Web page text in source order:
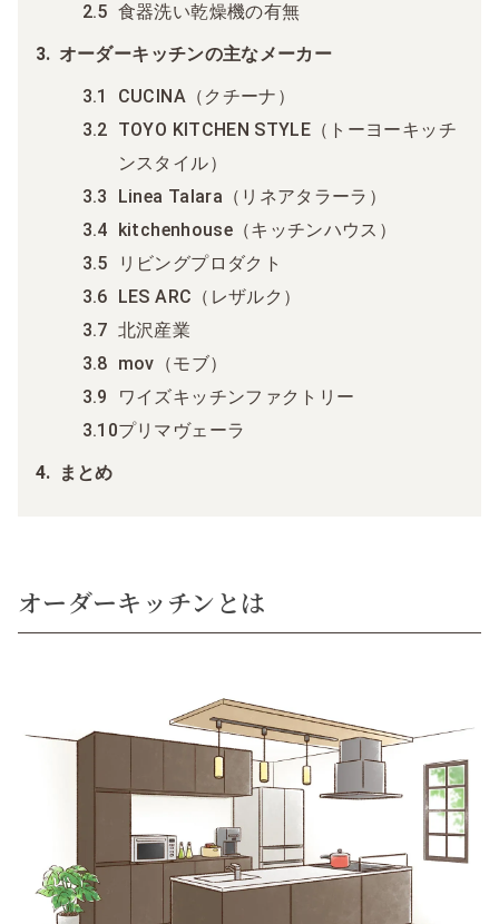
食器洗い乾燥機の有無
オーダーキッチンの主なメーカー
CUCINA（クチーナ）
TOYO KITCHEN STYLE（トーヨーキッチ
ンスタイル）
Linea Talara（リネアタラーラ）
kitchenhouse（キッチンハウス）
リビングプロダクト
LES ARC（レザルク）
北沢産業
mov（モブ）
ワイズキッチンファクトリー
プリマヴェーラ
まとめ
オーダーキッチンとは